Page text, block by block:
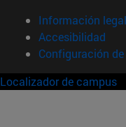
Información legal
Accesibilidad
Configuración
Localizador de campus